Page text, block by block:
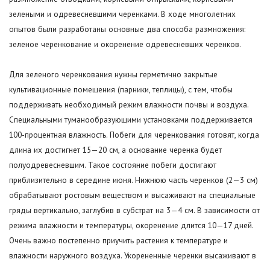
зелеными и одревесневшими черенками. В ходе многолетних
опытов были разработаны основные два способа размножения:
зеленое черенкование и окоренение одревесневших черенков.
Для зеленого черенкования нужны герметично закрытые
культивационные помещения (парники, теплицы), с тем, чтобы
поддерживать необходимый режим влажности почвы и воздуха.
Специальными туманообразующими установками поддерживается
100-процентная влажность. Побеги для черенкования готовят, когда
длина их достигнет 15—20 см, а основание черенка будет
полуодревесневшим. Такое состояние побеги достигают
приблизительно в середине июня. Нижнюю часть черенков (2—3 см)
обрабатывают ростовым веществом и высаживают на специальные
гряды вертикально, заглубив в субстрат на 3—4 см. В зависимости от
режима влажности и температуры, окоренение длится 10—17 дней.
Очень важно постепенно приучить растения к температуре и
влажности наружного воздуха. Укорененные черенки высаживают в